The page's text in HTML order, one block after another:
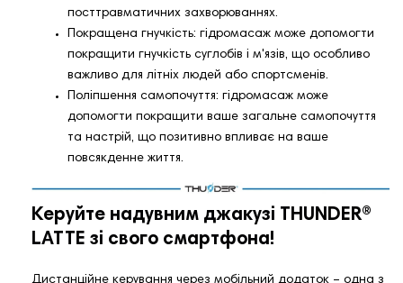
посттравматичних захворюваннях.
Покращена гнучкість: гідромасаж може допомогти
покращити гнучкість суглобів і м'язів, що особливо
важливо для літніх людей або спортсменів.
Поліпшення самопочуття: гідромасаж може
допомогти покращити ваше загальне самопочуття
та настрій, що позитивно впливає на ваше
повсякденне життя.
Керуйте надувним джакузі THUNDER®️
LATTE зі свого смартфона!
Дистанційне керування через мобільний додаток – одна з